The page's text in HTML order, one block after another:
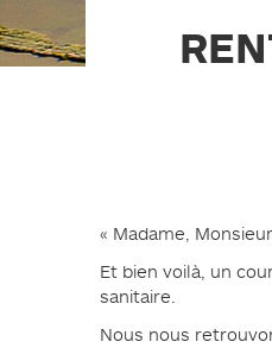
RISQUES
GESTIONS DES
« Madame, Monsieur,
Et bien voilà, un
sanitaire.
Nous nous